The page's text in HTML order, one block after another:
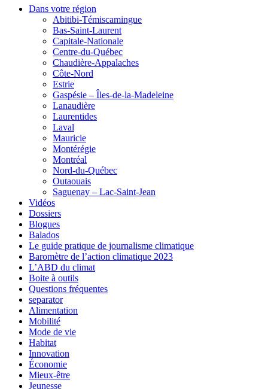
Dans votre région
Abitibi-Témiscamingue
Bas-Saint-Laurent
Capitale-Nationale
Centre-du-Québec
Chaudière-Appalaches
Côte-Nord
Estrie
Gaspésie – Îles-de-la-Madeleine
Lanaudière
Laurentides
Laval
Mauricie
Montérégie
Montréal
Nord-du-Québec
Outaouais
Saguenay – Lac-Saint-Jean
Vidéos
Dossiers
Blogues
Balados
Le guide pratique de journalisme climatique
Baromètre de l’action climatique 2023
L’ABD du climat
Boite à outils
Questions fréquentes
separator
Alimentation
Mobilité
Mode de vie
Habitat
Innovation
Économie
Mieux-être
Jeunesse